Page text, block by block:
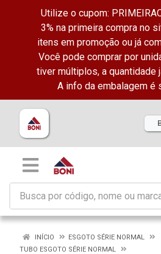
Utilize o cupom:
3% na primeira compra no
itens em promoção ou já
Você pode comprar por
tiver múltiplos, a quantidade
A info da embalagem é
INÍCIO
ESGOTO SÉRIE NORMAL
TUBO ESGOTO SÉRIE NORMAL